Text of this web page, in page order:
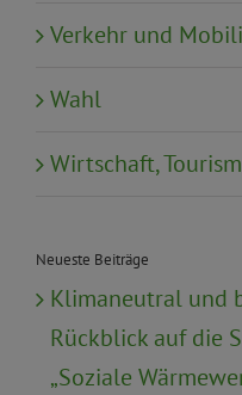
Verkehr und
Wahl
Wirtschaft,
Neueste Beiträge
Klimaneutral und
Rückblick auf die
„Soziale